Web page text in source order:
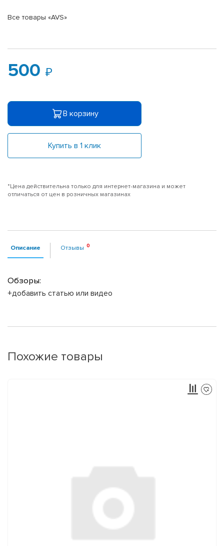
Все товары «AVS»
500
В корзину
Купить в 1 клик
*Цена действительна только для интернет-магазина и может
отличаться от цен в розничных магазинах
Описание Отзывы
Обзоры:
+добавить статью или видео
Похожие товары